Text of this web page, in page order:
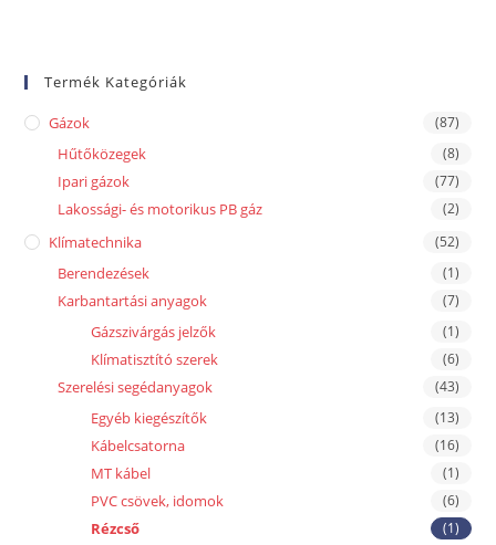
Termék Kategóriák
Gázok (87)
Hűtőközegek (8)
Ipari gázok (77)
Lakossági- és motorikus PB gáz (2)
Klímatechnika (52)
Berendezések (1)
Karbantartási anyagok (7)
Gázszivárgás jelzők (1)
Klímatisztító szerek (6)
Szerelési segédanyagok (43)
Egyéb kiegészítők (13)
Kábelcsatorna (16)
MT kábel (1)
PVC csövek, idomok (6)
Rézcső (1)